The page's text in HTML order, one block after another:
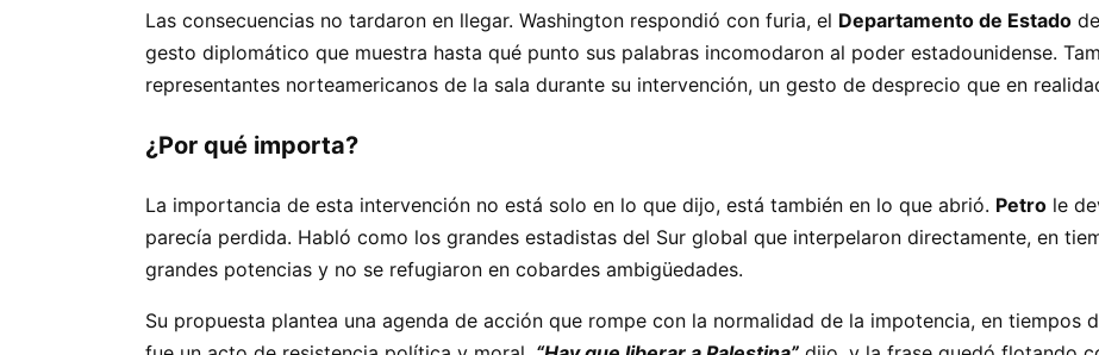
Las consecuencias no tardaron en llegar. Washington respondió con furia, el Departamento de Estado
gesto diplomático que muestra hasta qué punto sus palabras incomodaron al poder estadounidense.
representantes norteamericanos de la sala durante su intervención, un gesto de desprecio que en
¿Por qué importa?
La importancia de esta intervención no está solo en lo que dijo, está también en lo que abrió. Petro le
parecía perdida. Habló como los grandes estadistas del Sur global que interpelaron directamente, en
grandes potencias y no se refugiaron en cobardes ambigüedades.
Su propuesta plantea una agenda de acción que rompe con la normalidad de la impotencia, en tiempos